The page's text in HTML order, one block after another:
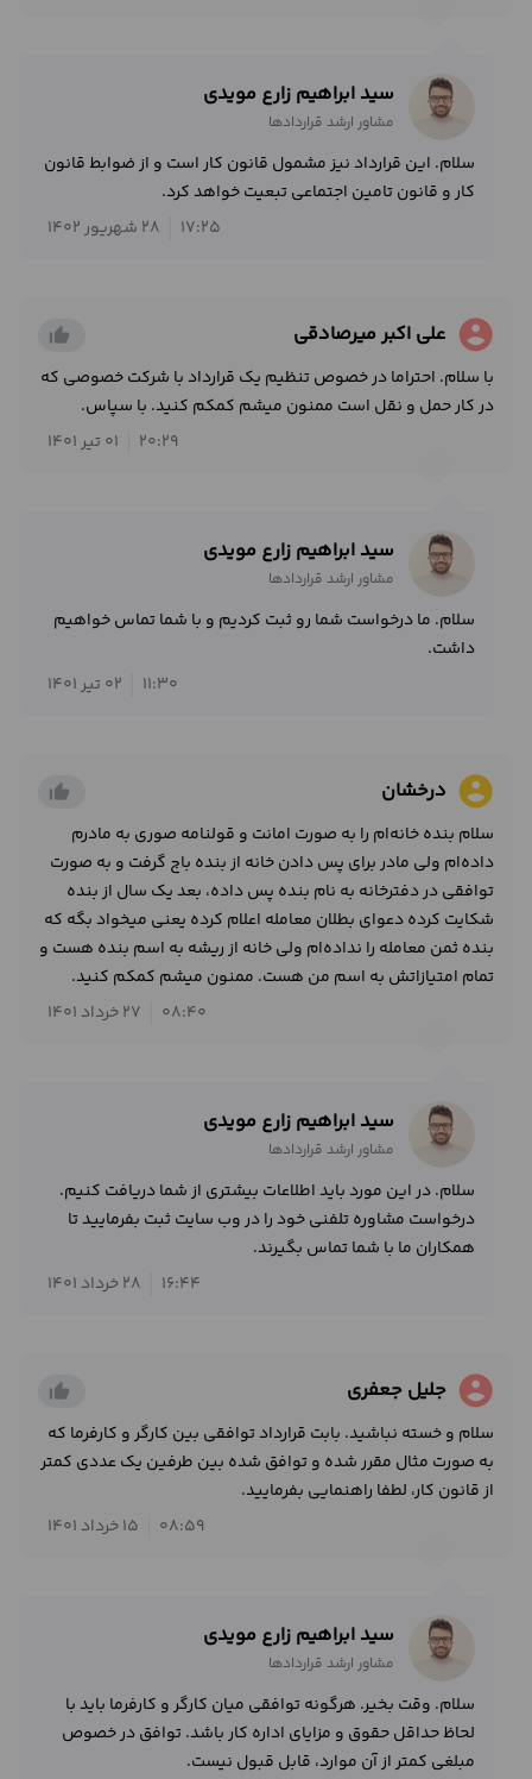
سید ابراهیم زارع مویدی
مشاور ارشد قراردادها
سلام. این قرارداد نیز مشمول قانون کار است و از ضوابط قانون
کار و قانون تامین اجتماعی تبعیت خواهد کرد.
17:25
28 شهریور 1402
account_circle علی اکبر میرصادقی thumb_up_alt
با سلام. احتراما در خصوص تنظیم یک قرارداد با شرکت خصوصی که
در کار حمل و نقل است ممنون میشم کمکم کنید. با سپاس.
20:29
01 تیر 1401
سید ابراهیم زارع مویدی
مشاور ارشد قراردادها
سلام. ما درخواست شما رو ثبت کردیم و با شما تماس خواهیم
داشت.
11:30
02 تیر 1401
account_circle درخشان thumb_up_alt
سلام بنده خانه‌ام را به صورت امانت و قولنامه صوری به مادرم
داده‌ام ولی مادر برای پس دادن خانه از بنده باج گرفت و به صورت
توافقی در دفترخانه به نام بنده پس داده، بعد یک سال از بنده
شکایت کرده دعوای بطلان معامله اعلام کرده یعنی میخواد بگه که
بنده ثمن معامله را نداده‌ام ولی خانه از ریشه به اسم بنده هست و
تمام امتیازاتش به اسم من هست. ممنون میشم کمکم کنید.
08:40
27 خرداد 1401
سید ابراهیم زارع مویدی
مشاور ارشد قراردادها
سلام. در این مورد باید اطلاعات بیشتری از شما دریافت کنیم.
درخواست مشاوره تلفنی خود را در وب سایت ثبت بفرمایید تا
همکاران ما با شما تماس بگیرند.
16:44
28 خرداد 1401
account_circle جلیل جعفری thumb_up_alt
سلام و خسته نباشید. بابت قرارداد توافقی بین کارگر و کارفرما که
به صورت مثال مقرر شده و توافق شده بین طرفین یک عددی کمتر
از قانون کار، لطفا راهنمایی بفرمایید.
08:59
15 خرداد 1401
سید ابراهیم زارع مویدی
مشاور ارشد قراردادها
سلام. وقت بخیر. هرگونه توافقی میان کارگر و کارفرما باید با
لحاظ حداقل حقوق و مزایای اداره کار باشد. توافق در خصوص
مبلغی کمتر از آن موارد، قابل قبول نیست.